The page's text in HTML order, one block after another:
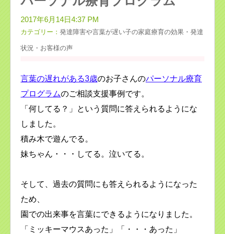
2017年6月14日4:37 PM
カテゴリー： 発達障害や言葉が遅い子の家庭療育の効果・発達
状況・お客様の声
言葉の遅れがある3歳のお子さんのパーソナル療育
プログラムのご相談支援事例です。
「何してる？」という質問に答えられるようにな
しました。
積み木で遊んでる。
妹ちゃん・・・してる。泣いてる。
そして、過去の質問にも答えられるようになった
ため、
園での出来事を言葉にできるようになりました。
「ミッキーマウスあった」「・・・あった」